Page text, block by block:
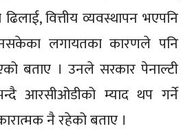
ढिलाई, वित्तीय व्यवस्थापन भएपनि
लगायतका कारणले पनि
बताए । उनले सरकार पेनाल्टी
आरसीओडीको म्याद थप गर्ने
नै रहेको बताए ।